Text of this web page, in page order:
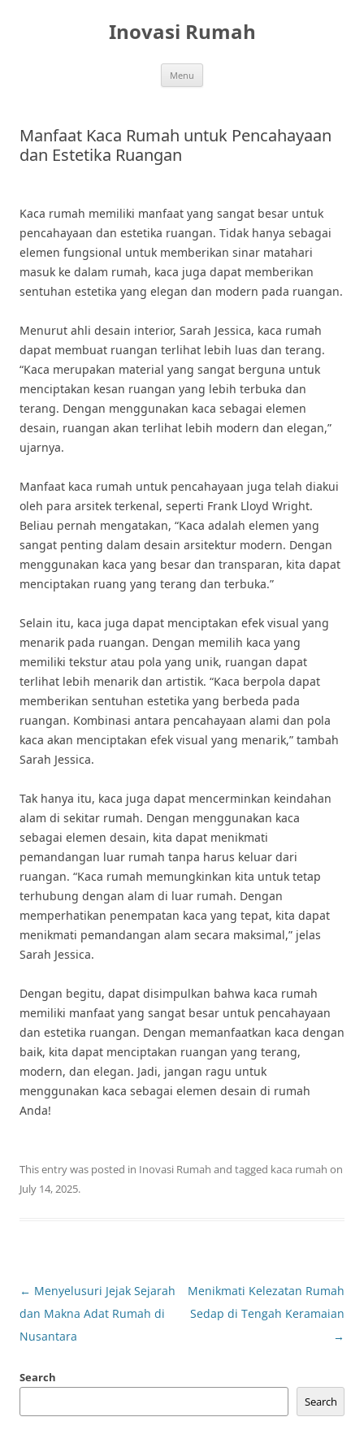
Inovasi Rumah
Menu
Manfaat Kaca Rumah untuk Pencahayaan
dan Estetika Ruangan
Kaca rumah memiliki manfaat yang sangat besar untuk
pencahayaan dan estetika ruangan. Tidak hanya sebagai
elemen fungsional untuk memberikan sinar matahari
masuk ke dalam rumah, kaca juga dapat memberikan
sentuhan estetika yang elegan dan modern pada ruangan.
Menurut ahli desain interior, Sarah Jessica, kaca rumah
dapat membuat ruangan terlihat lebih luas dan terang.
“Kaca merupakan material yang sangat berguna untuk
menciptakan kesan ruangan yang lebih terbuka dan
terang. Dengan menggunakan kaca sebagai elemen
desain, ruangan akan terlihat lebih modern dan elegan,”
ujarnya.
Manfaat kaca rumah untuk pencahayaan juga telah diakui
oleh para arsitek terkenal, seperti Frank Lloyd Wright.
Beliau pernah mengatakan, “Kaca adalah elemen yang
sangat penting dalam desain arsitektur modern. Dengan
menggunakan kaca yang besar dan transparan, kita dapat
menciptakan ruang yang terang dan terbuka.”
Selain itu, kaca juga dapat menciptakan efek visual yang
menarik pada ruangan. Dengan memilih kaca yang
memiliki tekstur atau pola yang unik, ruangan dapat
terlihat lebih menarik dan artistik. “Kaca berpola dapat
memberikan sentuhan estetika yang berbeda pada
ruangan. Kombinasi antara pencahayaan alami dan pola
kaca akan menciptakan efek visual yang menarik,” tambah
Sarah Jessica.
Tak hanya itu, kaca juga dapat mencerminkan keindahan
alam di sekitar rumah. Dengan menggunakan kaca
sebagai elemen desain, kita dapat menikmati
pemandangan luar rumah tanpa harus keluar dari
ruangan. “Kaca rumah memungkinkan kita untuk tetap
terhubung dengan alam di luar rumah. Dengan
memperhatikan penempatan kaca yang tepat, kita dapat
menikmati pemandangan alam secara maksimal,” jelas
Sarah Jessica.
Dengan begitu, dapat disimpulkan bahwa kaca rumah
memiliki manfaat yang sangat besar untuk pencahayaan
dan estetika ruangan. Dengan memanfaatkan kaca dengan
baik, kita dapat menciptakan ruangan yang terang,
modern, dan elegan. Jadi, jangan ragu untuk
menggunakan kaca sebagai elemen desain di rumah
Anda!
This entry was posted in Inovasi Rumah and tagged kaca rumah on
July 14, 2025.
Post
navigation
← Menyelusuri Jejak Sejarah
dan Makna Adat Rumah di
Nusantara
Menikmati Kelezatan Rumah
Sedap di Tengah Keramaian
→
Search
Search